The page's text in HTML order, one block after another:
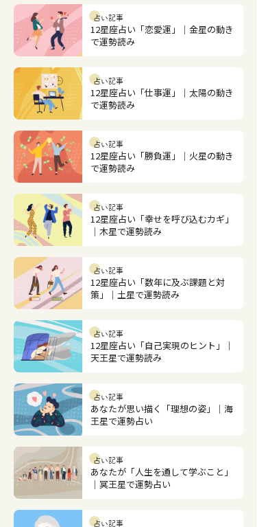
占い記事
12星座占い「恋愛運」｜金星の動き
で運勢読み
占い記事
12星座占い「仕事運」｜太陽の動き
で運勢読み
占い記事
12星座占い「勝負運」｜火星の動き
で運勢読み
占い記事
12星座占い「幸せを呼び込むカギ」
｜木星で運勢読み
占い記事
12星座占い「数年に及ぶ課題と対
策」｜土星で運勢読み
占い記事
12星座占い「自己実現のヒント」｜
天王星で運勢読み
占い記事
あなたが思い描く「理想の姿」｜海
王星で運勢占い
占い記事
あなたが「人生を通して学ぶこと」
｜冥王星で運勢占い
占い記事